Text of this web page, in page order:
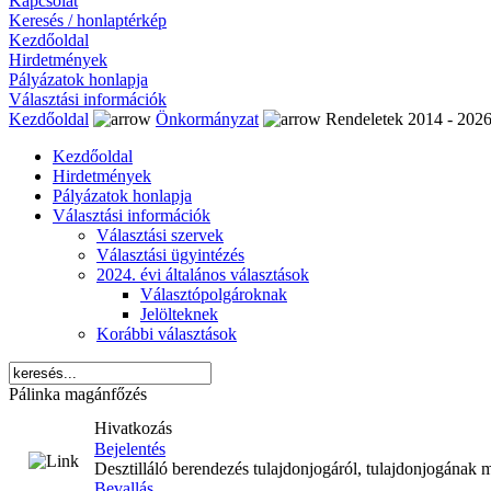
Keresés / honlaptérkép
Kezdőoldal
Hirdetmények
Pályázatok honlapja
Választási információk
Kezdőoldal
Önkormányzat
Rendeletek 2014 - 2026
Kezdőoldal
Hirdetmények
Pályázatok honlapja
Választási információk
Választási szervek
Választási ügyintézés
2024. évi általános választások
Választópolgároknak
Jelölteknek
Korábbi választások
Pálinka magánfőzés
Hivatkozás
Bejelentés
Desztilláló berendezés tulajdonjogáról, tulajdonjogának